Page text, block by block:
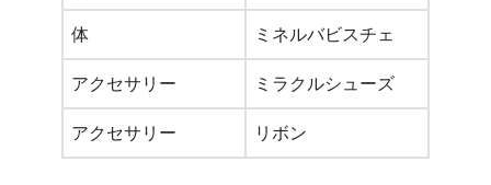
体 ミネルバビスチェ
アクセサリー ミラクルシューズ
アクセサリー リボン